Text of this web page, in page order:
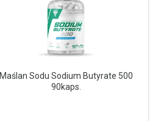
Maślan Sodu Sodium Butyrate 500
90kaps.